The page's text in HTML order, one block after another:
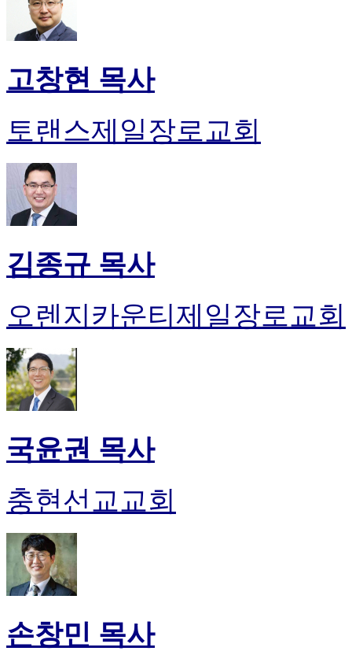
고창현 목사
토랜스제일장로교회
김종규 목사
오렌지카운티제일장로교회
국윤권 목사
충현선교교회
손창민 목사